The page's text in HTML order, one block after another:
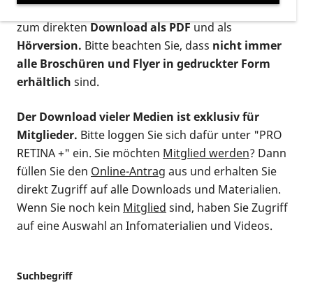
postalischen Bestellung als gedruckte Variante
zum direktenDownload als PDFund als
Hörversion. Bitte beachten Sie, dass nicht immer
alle Broschüren und Flyer in gedruckter Form
erhältlich sind.
Der Download vieler Medien ist exklusiv für
Mitglieder. Bitte loggen Sie sich dafür unter "PRO
RETINA +" ein. Sie möchten Mitglied werden? Dann
füllen Sie den Online-Antrag aus und erhalten Sie
direkt Zugriff auf alle Downloads und Materialien.
Wenn Sie noch kein Mitglied sind, haben Sie Zugriff
auf eine Auswahl an Infomaterialien und Videos.
Suchbegriff